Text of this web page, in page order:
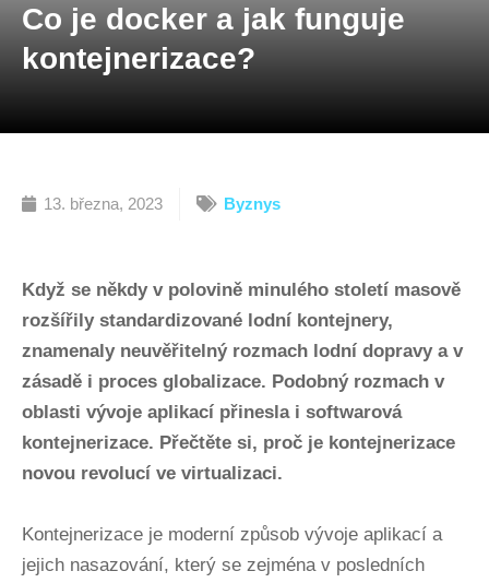
Co je docker a jak funguje
kontejnerizace?
13. března, 2023 Byznys
Když se někdy v polovině minulého století masově
rozšířily standardizované lodní kontejnery,
znamenaly neuvěřitelný rozmach lodní dopravy a v
zásadě i proces globalizace. Podobný rozmach v
oblasti vývoje aplikací přinesla i softwarová
kontejnerizace. Přečtěte si, proč je kontejnerizace
novou revolucí ve virtualizaci.
Kontejnerizace je moderní způsob vývoje aplikací a
jejich nasazování, který se zejména v posledních